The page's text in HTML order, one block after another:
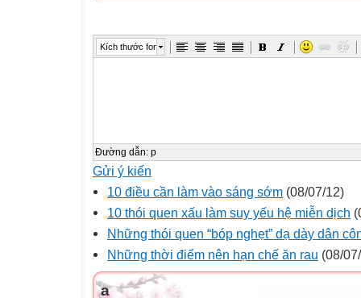
Kích thước font
Đường dẫn: p
Gửi ý kiến
10 điều cần làm vào sáng sớm (08/07/12)
10 thói quen xấu làm suy yếu hệ miễn dịch
Những thói quen “bóp nghẹt” dạ dày dân
Những thời điểm nên hạn chế ăn rau (08/
a